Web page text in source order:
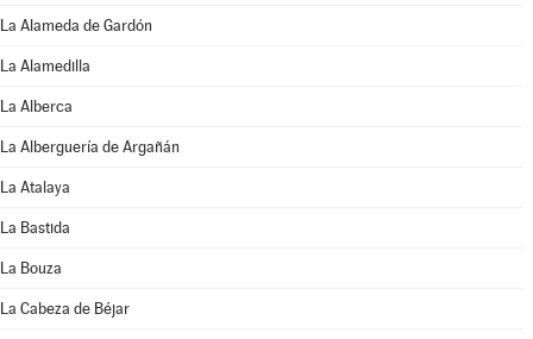
La Alameda de Gardón
La Alamedilla
La Alberca
La Alberguería de Argañán
La Atalaya
La Bastida
La Bouza
La Cabeza de Béjar